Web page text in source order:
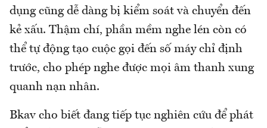
dụng cũng dễ dàng bị kiểm soát và chuyển đến
kẻ xấu. Thậm chí, phần mềm nghe lén còn có
thể tự động tạo cuộc gọi đến số máy chỉ định
trước, cho phép nghe được mọi âm thanh xung
quanh nạn nhân.
Bkav cho biết đang tiếp tục nghiên cứu để phát